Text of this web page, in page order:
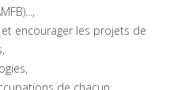
encourager les projets de